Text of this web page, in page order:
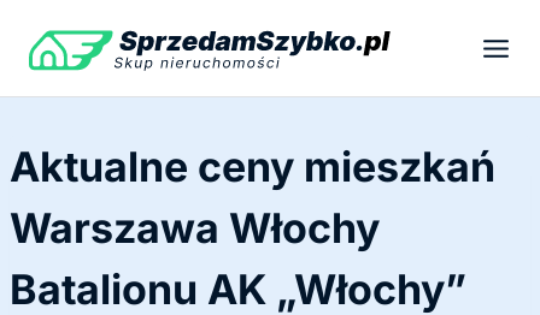
treści
Aktualne ceny mieszkań
Warszawa Włochy
Batalionu AK „Włochy”